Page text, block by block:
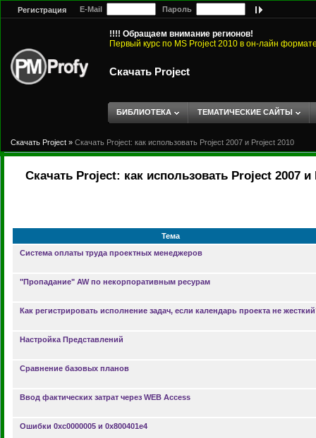
Регистрация E-Mail Пароль
!!!! Обращаем внимание регионов!
Первый курс по MS Project 2010 в он-лайн
Скачать Project
БИБЛИОТЕКА ТЕМАТИЧЕСКИЕ САЙТЫ
Скачать Project » Скачать Project: как использовать Project 2007 и Project 2010
Скачать Project: как использовать Project 2007 и
Тема
Система оплаты труда проектных менеджеров
"Пропадание" AW по некорпоративным ресурам
Как регистрировать исполнение задач, если календарь проекта не
Настройка Представлений
Сравнение базовых планов
Ввод фактических затрат через WEB Access
Ошибки 0xc0000005 и 0x800401e4